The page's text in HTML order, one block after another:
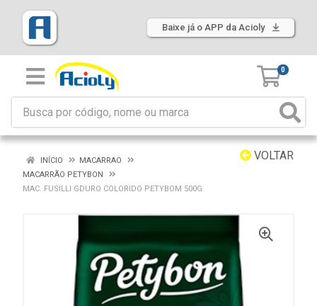
Baixe já o APP da Acioly
0
VOLTAR
INÍCIO
MACARRAO
MACARRÃO PETYBON
MAC. FUSILLI GDURO COLORIDO PETYBOM 500G